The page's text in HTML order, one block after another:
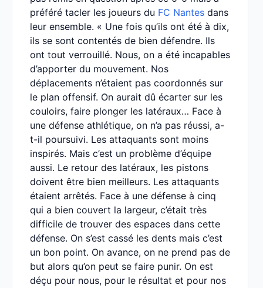
préféré tacler les joueurs du FC Nantes dans
leur ensemble. « Une fois qu’ils ont été à dix,
ils se sont contentés de bien défendre. Ils
ont tout verrouillé. Nous, on a été incapables
d’apporter du mouvement. Nos
déplacements n’étaient pas coordonnés sur
le plan offensif. On aurait dû écarter sur les
couloirs, faire plonger les latéraux… Face à
une défense athlétique, on n’a pas réussi, a-
t-il poursuivi. Les attaquants sont moins
inspirés. Mais c’est un problème d’équipe
aussi. Le retour des latéraux, les pistons
doivent être bien meilleurs. Les attaquants
étaient arrêtés. Face à une défense à cinq
qui a bien couvert la largeur, c’était très
difficile de trouver des espaces dans cette
défense. On s’est cassé les dents mais c’est
un bon point. On avance, on ne prend pas de
but alors qu’on peut se faire punir. On est
déçu pour nous, pour le résultat et pour nos